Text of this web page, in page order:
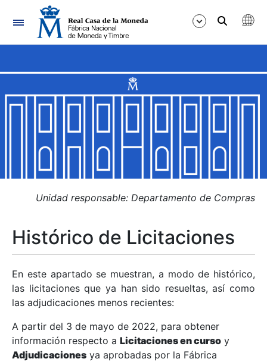
Navegación
Mostrar/Ocultar
Mostrar/Ocultar
Mostrar/Ocultar
Mostrar/Ocultar
Mostrar/Ocultar
Mostrar/Ocultar
Unidad responsable: Departamento de Compras
Histórico de Licitaciones
En este apartado se muestran, a modo de histórico,
las licitaciones que ya han sido resueltas, así como
las adjudicaciones menos recientes:
A partir del 3 de mayo de 2022, para obtener
información respecto a Licitaciones en curso y
Adjudicaciones ya aprobadas por la Fábrica